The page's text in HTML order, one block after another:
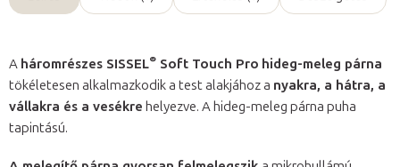
A háromrészes SISSEL® Soft Touch Pro hideg-meleg párna
tökéletesen alkalmazkodik a test alakjához a nyakra, a hátra, a
vállakra és a vesékre helyezve. A hideg-meleg párna puha
tapintású.